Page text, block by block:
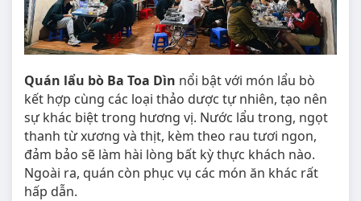
Quán lẩu bò Ba Toa Dìn nổi bật với món lẩu bò
kết hợp cùng các loại thảo dược tự nhiên, tạo nên
sự khác biệt trong hương vị. Nước lẩu trong, ngọt
thanh từ xương và thịt, kèm theo rau tươi ngon,
đảm bảo sẽ làm hài lòng bất kỳ thực khách nào.
Ngoài ra, quán còn phục vụ các món ăn khác rất
hấp dẫn.